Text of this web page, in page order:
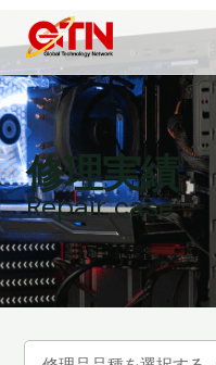
を
ス
キ
ッ
プ 修理実績
Repair case